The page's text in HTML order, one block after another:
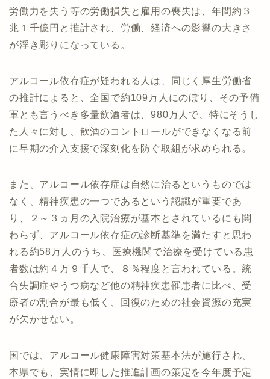
労働力を失う等の労働損失と雇用の喪失は、年間約３
兆１千億円と推計され、労働、経済への影響の大きさ
が浮き彫りになっている。
アルコール依存症が疑われる人は、同じく厚生労働省
の推計によると、全国で約109万人にのぼり、その予備
軍とも言うべき多量飲酒者は、980万人で、特にそうし
た人々に対し、飲酒のコントロールができなくなる前
に早期の介入支援で深刻化を防ぐ取組が求められる。
また、アルコール依存症は自然に治るというものでは
なく、精神疾患の一つであるという認識が重要であ
り、２～３ヵ月の入院治療が基本とされているにも関
わらず、アルコール依存症の診断基準を満たすと思わ
れる約58万人のうち、医療機関で治療を受けている患
者数は約４万９千人で、８％程度と言われている。統
合失調症やうつ病など他の精神疾患罹患者に比べ、受
療者の割合が最も低く、回復のための社会資源の充実
が欠かせない。
国では、アルコール健康障害対策基本法が施行され、
本県でも、実情に即した推進計画の策定を今年度予定